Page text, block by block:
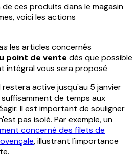
ces produits dans le magasin
voici les actions
les articles concernés
point de vente dès que possible
intégral vous sera proposé
active jusqu'au 5 janvier
de temps aux
Il est important de souligner
pas isolé. Par exemple, un
concerné des filets de
, illustrant l'importance